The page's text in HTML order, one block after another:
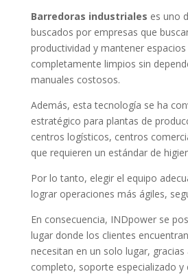
Barredoras industriales es uno
buscados por empresas que
productividad y mantener
completamente limpios sin
manuales costosos.
Además, esta tecnología se ha
estratégico para plantas de
centros logísticos, centros
que requieren un estándar de
Por lo tanto, elegir el equipo
lograr operaciones más ágiles,
En consecuencia, INDpower se
lugar donde los clientes
necesitan en un solo lugar,
completo, soporte especializado y